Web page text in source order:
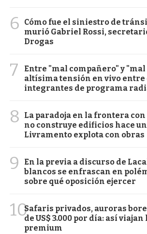
6
Cómo fue el siniestro de
murió Gabriel Rossi,
Drogas
7
Entre "mal compañero" y
altísima tensión en vivo entre
integrantes de programa
8
La paradoja en la frontera
no construye edificios hace
Livramento explota con obras
9
En la previa a discurso de
blancos se enfrascan en
sobre qué oposición ejercer
10Safaris privados, auroras
de US$ 3.000 por día: así
premium